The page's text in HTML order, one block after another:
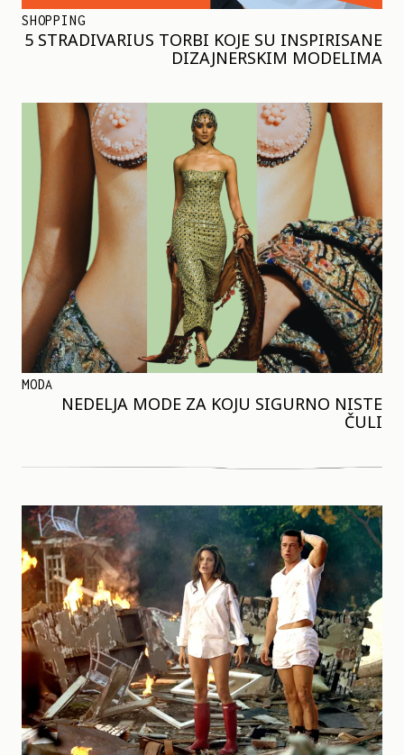
SHOPPING
5 STRADIVARIUS TORBI KOJE SU INSPIRISANE
DIZAJNERSKIM MODELIMA
MODA
NEDELJA MODE ZA KOJU SIGURNO NISTE
ČULI